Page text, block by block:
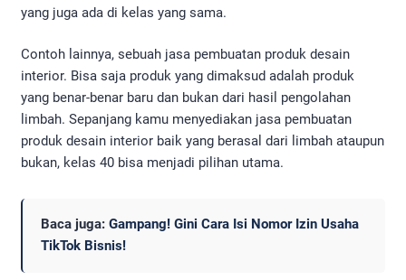
yang juga ada di kelas yang sama.
Contoh lainnya, sebuah jasa pembuatan produk desain
interior. Bisa saja produk yang dimaksud adalah produk
yang benar-benar baru dan bukan dari hasil pengolahan
limbah. Sepanjang kamu menyediakan jasa pembuatan
produk desain interior baik yang berasal dari limbah ataupun
bukan, kelas 40 bisa menjadi pilihan utama.
Baca juga: Gampang! Gini Cara Isi Nomor Izin Usaha
TikTok Bisnis!